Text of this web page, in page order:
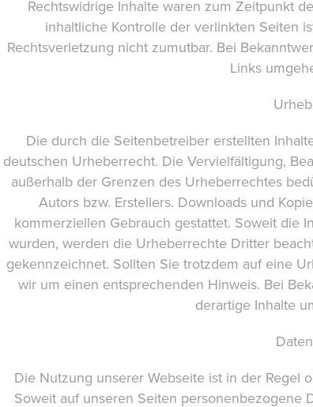
Rechtswidrige Inhalte waren zum Zeitpunkt
inhaltliche Kontrolle der verlinkten Seiten
Rechtsverletzung nicht zumutbar. Bei
Links
Die durch die Seitenbetreiber erstellten
deutschen Urheberrecht. Die Vervielfältigung,
außerhalb der Grenzen des Urheberrechtes
Autors bzw. Erstellers. Downloads und
kommerziellen Gebrauch gestattet. Soweit die
wurden, werden die Urheberrechte Dritter
gekennzeichnet. Sollten Sie trotzdem auf eine
wir um einen entsprechenden Hinweis. Bei
derartige Inhalte
Die Nutzung unserer Webseite ist in der Regel
Soweit auf unseren Seiten personenbezogene